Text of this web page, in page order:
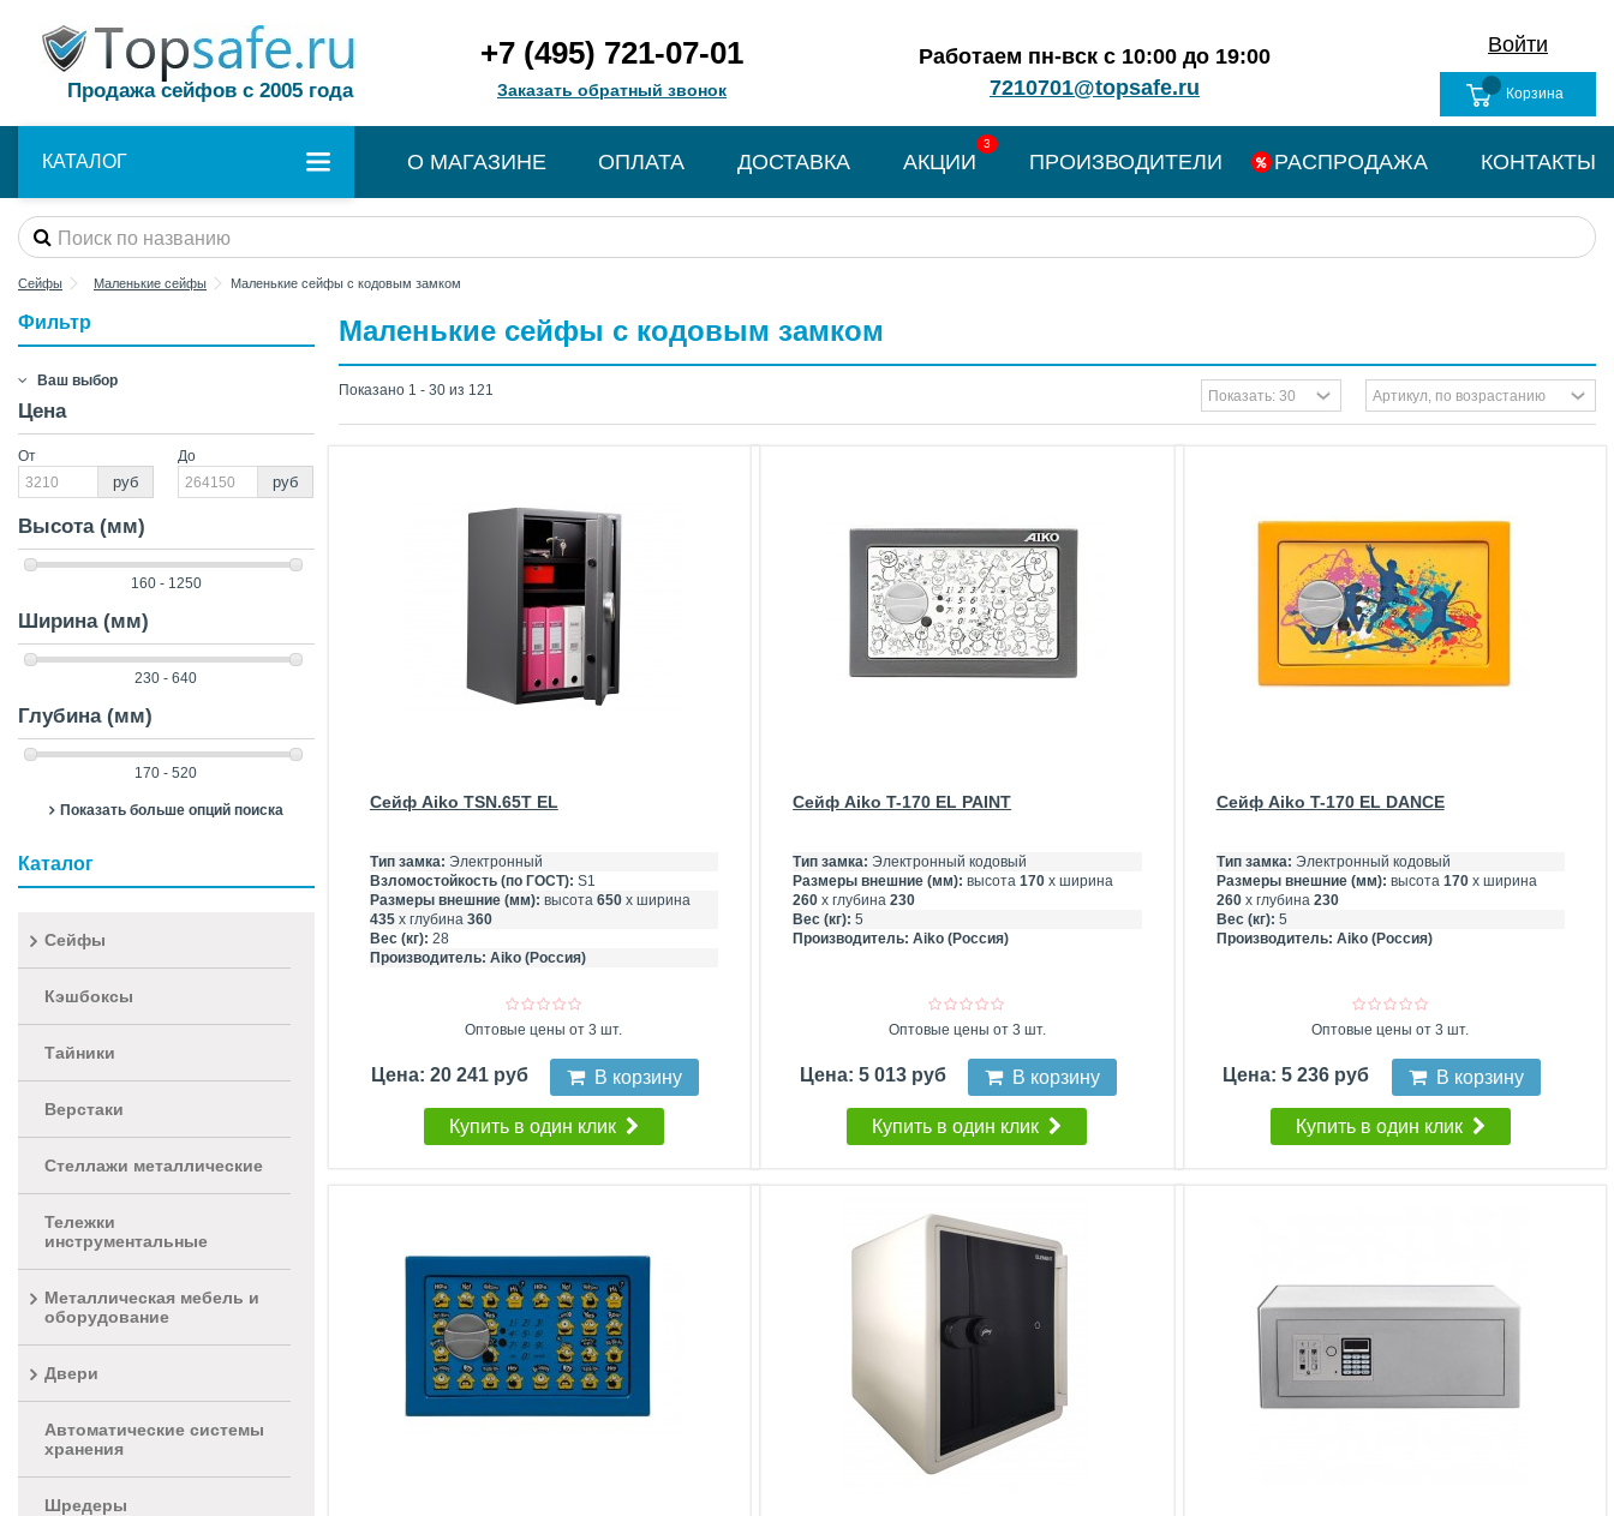
Продажа сейфов с 2005 года
Войти
Корзина
Работаем пн-вск с 10:00 до 19:00
7210701@topsafe.ru
+7 (495) 721-07-01
Заказать обратный звонок
КАТАЛОГ О МАГАЗИНЕ ОПЛАТА ДОСТАВКА
3
АКЦИИ ПРОИЗВОДИТЕЛИ РАСПРОДАЖА КОНТАКТЫ
Сейфы Маленькие сейфы Маленькие сейфы с кодовым замком
Маленькие сейфы с кодовым замком
Показано 1 - 30 из 121
Сейф Aiko TSN.65T EL
Тип замка: Электронный
Взломостойкость (по ГОСТ): S1
Размеры внешние (мм): высота 650х ширина
435х глубина 360
Вес (кг): 28
Производитель: Aiko (Россия)
Оптовые цены от 3 шт.
Цена: 20 241 руб В корзину
Купить в один клик
Сейф Aiko T-170 EL PAINT
Тип замка: Электронный кодовый
Размеры внешние (мм): высота170 х ширина
260 х глубина230
Вес (кг): 5
Производитель:Aiko (Россия)
Оптовые цены от 3 шт.
Цена: 5 013 руб В корзину
Купить в один клик
Сейф Aiko T-170 EL DANCE
Тип замка: Электронный кодовый
Размеры внешние (мм): высота 170х ширина
260х глубина 230
Вес (кг): 5
Производитель: Aiko (Россия)
Оптовые цены от 3 шт.
Цена: 5 236 руб В корзину
Купить в один клик
Фильтр
Ваш выбор
Цена
От
руб
До
руб
Высота (мм)
160 - 1250
Ширина (мм)
230 - 640
Глубина (мм)
170 - 520
Показать больше опций поиска
Каталог
Сейфы
Кэшбоксы
Тайники
Верстаки
Стеллажи металлические
Тележки
инструментальные
Металлическая мебель и
оборудование
Двери
Автоматические системы
хранения
Шредеры